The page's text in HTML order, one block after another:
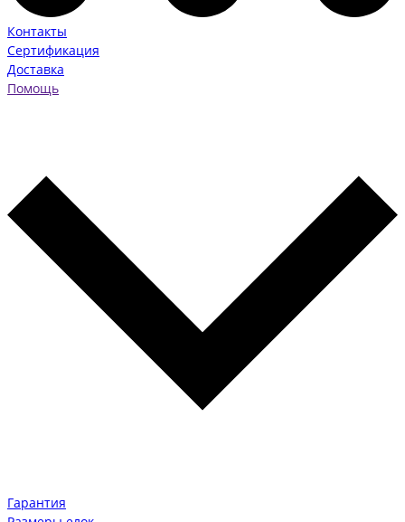
Контакты
Сертификация
Доставка
Помощь
Гарантия